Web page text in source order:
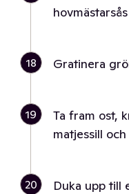
18 Gratinera
19
Ta fram ost,
matjessill
20
Duka upp till